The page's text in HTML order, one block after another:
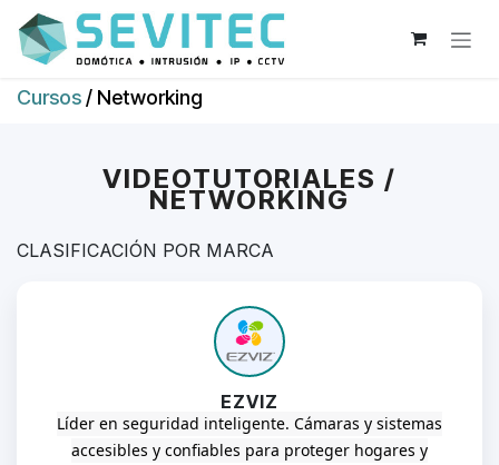
Ir al contenido
Cursos/ Networking
VIDEOTUTORIALES /
NETWORKING
CLASIFICACIÓN POR MARCA
EZVIZ
Líder en seguridad inteligente. Cámaras y sistemas
accesibles y confiables para proteger hogares y